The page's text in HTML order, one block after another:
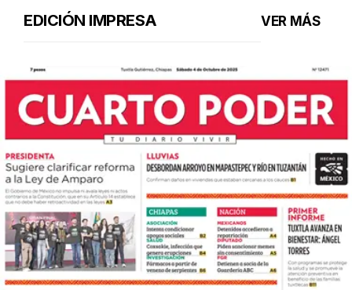
EDICIÓN IMPRESA VER MÁS